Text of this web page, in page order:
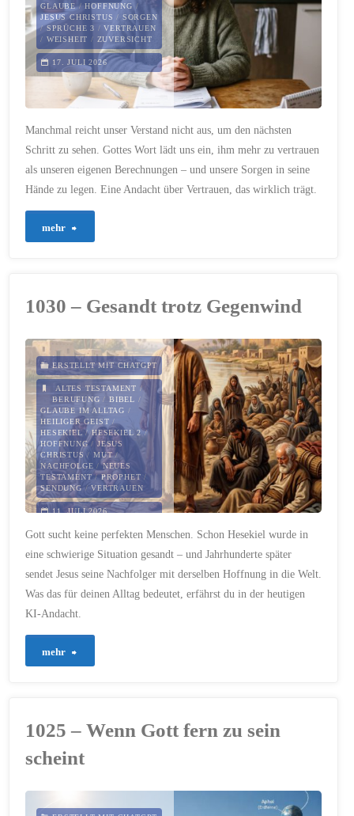
schweigt"
GLAUBE/HOFFNUNG /
JESUS CHRISTUS / SORGEN
/SPRÜCHE 3 /VERTRAUEN
/ WEISHEIT / ZUVERSICHT
17. JULI 2026
Manchmal reicht unser Verstand nicht aus, um den nächsten
Schritt zu sehen. Gottes Wort lädt uns ein, ihm mehr zu vertrauen
als unseren eigenen Berechnungen – und unsere Sorgen in seine
Hände zu legen. Eine Andacht über Vertrauen, das wirklich trägt.
mehr
trägt"
1030 – Gesandt trotz Gegenwind
ERSTELLT MIT CHATGPT
ALTES TESTAMENT /
BERUFUNG /BIBEL /
GLAUBE IM ALLTAG /
HEILIGER GEIST /
HESEKIEL / HESEKIEL 2/
HOFFNUNG/ JESUS
CHRISTUS / MUT/
NACHFOLGE /NEUES
TESTAMENT /PROPHET /
SENDUNG /VERTRAUEN
11. JULI 2026
Gott sucht keine perfekten Menschen. Schon Hesekiel wurde in
eine schwierige Situation gesandt – und Jahrhunderte später
sendet Jesus seine Nachfolger mit derselben Hoffnung in die Welt.
Was das für deinen Alltag bedeutet, erfährst du in der heutigen
KI-Andacht.
mehr
1025 – Wenn Gott fern zu sein
scheint